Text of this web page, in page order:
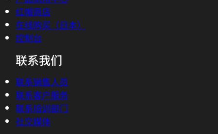
红帽商店
在线购买（日本）
控制台
联系我们
联系销售人员
联系客户服务
联系培训部门
社交媒体